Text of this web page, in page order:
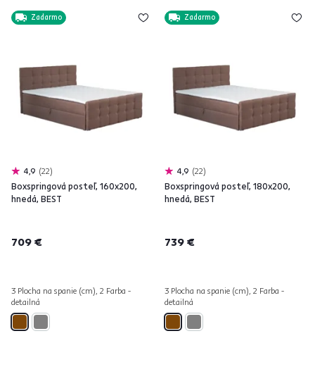
Zadarmo
4,9 22
Boxspringová posteľ, 160x200,
hnedá, BEST
709 €
3 Plocha na spanie (cm), 2 Farba -
detailná
Zadarmo
4,9 22
Boxspringová posteľ, 180x200,
hnedá, BEST
739 €
3 Plocha na spanie (cm), 2 Farba -
detailná